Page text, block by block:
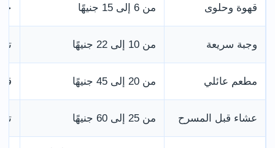
قهوة وحلوى من 6 إلى 15 جنيهًا
وجبة سريعة من 10 إلى 22 جنيهًا
مطعم عائلي من 20 إلى 45 جنيهًا
عشاء قبل المسرح من 25 إلى 60 جنيهًا